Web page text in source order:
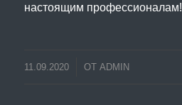
настоящим профессионалам!
11.09.2020 ОТ ADMIN